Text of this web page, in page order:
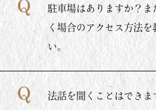
駐車場はありますか？ま
く場合のアクセス方法を
い。
法話を聞くことはできま